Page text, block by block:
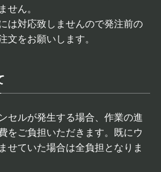
せん。
は対応致しませんので発注前の
文をお願いします。
セルが発生する場合、作業の進
をご負担いただきます。既にウ
せていた場合は全負担となりま